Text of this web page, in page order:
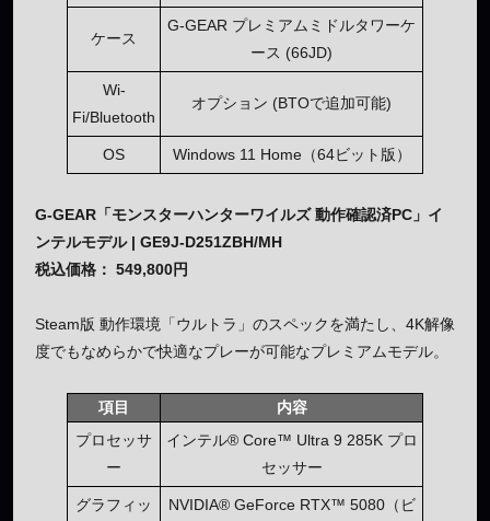
ケース
G-GEAR プレミアムミドルタワーケ
ース (66JD)
Wi-
Fi/Bluetooth
オプション (BTOで追加可能)
OS Windows 11 Home（64ビット版）
G-GEAR「モンスターハンターワイルズ 動作確認済PC」イ
ンテルモデル | GE9J-D251ZBH/MH
税込価格： 549,800円
Steam版 動作環境「ウルトラ」のスペックを満たし、4K解像
度でもなめらかで快適なプレーが可能なプレミアムモデル。
項目
内容
プロセッサ
ー
インテル® Core™ Ultra 9 285K プロ
セッサー
グラフィッ
NVIDIA® GeForce RTX™ 5080（ビ